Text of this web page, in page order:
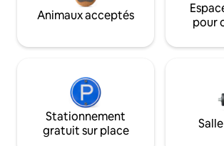
Animaux acceptés
pour
Stationnement
gratuit sur place